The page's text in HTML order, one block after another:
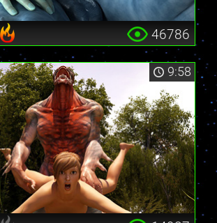
46786
9:58